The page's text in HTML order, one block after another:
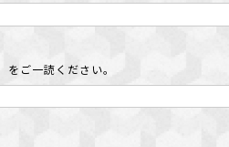
ご一読ください。